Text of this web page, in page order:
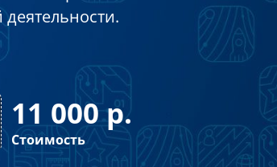
11 000р.
Стоимость